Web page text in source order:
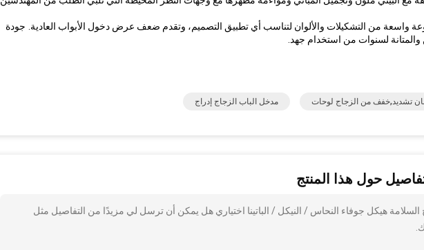
واسعة من التشكيلات والألوان لتناسب أي تطبيق التصميم، وتقدم ضعف عرض دخول الأبواب العادية. جودة
والمتانة لسنوات من استخدام جهد.
تشديد,خفف من الزجاج لوحات مدخل الباب الزجاج إدراج
حول هذا المنتج
هيكل جوفاء النحاس / النيكل / الباتينا اختياري هل يمكن أن ترسل لي مزيدًا من التفاصيل مثل